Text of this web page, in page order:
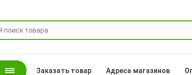
Заказать товар Адреса магазинов